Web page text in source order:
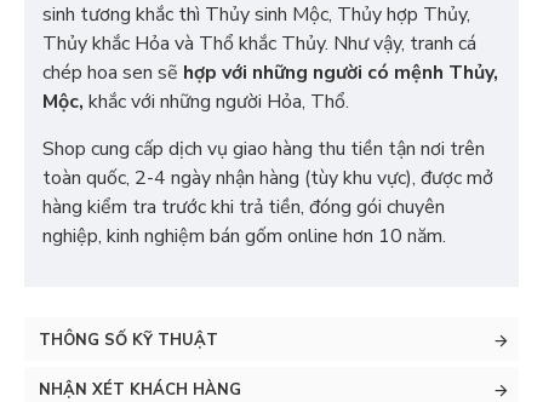
sinh tương khắc thì Thủy sinh Mộc, Thủy hợp Thủy,
Thủy khắc Hỏa và Thổ khắc Thủy. Như vậy, tranh cá
chép hoa sen sẽ hợp với những người có mệnh Thủy,
Mộc, khắc với những người Hỏa, Thổ.
Shop cung cấp dịch vụ giao hàng thu tiền tận nơi trên
toàn quốc, 2-4 ngày nhận hàng (tùy khu vực), được mở
hàng kiểm tra trước khi trả tiền, đóng gói chuyên
nghiệp, kinh nghiệm bán gốm online hơn 10 năm.
THÔNG SỐ KỸ THUẬT
NHẬN XÉT KHÁCH HÀNG